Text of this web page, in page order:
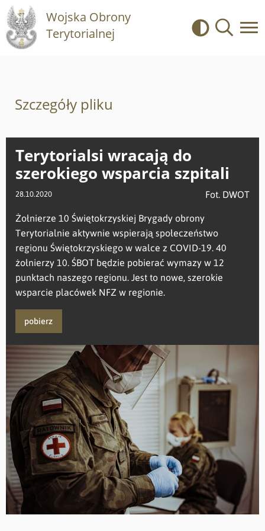
Wojska Obrony
Terytorialnej
Kontrast
Szczegóły pliku
Terytorialsi wracają do
szerokiego wsparcia szpitali
28.10.2020 Fot. DWOT
Żołnierze 10 Świętokrzyskiej Brygady obrony
Terytorialnie aktywnie wspierają społeczeństwo
regionu Świętokrzyskiego w walce z COVID-19. 40
żołnierzy 10. ŚBOT będzie pobierać wymazy w 12
punktach naszego regionu. Jest to nowe, szerokie
wsparcie placówek NFZ w regionie.
pobierz